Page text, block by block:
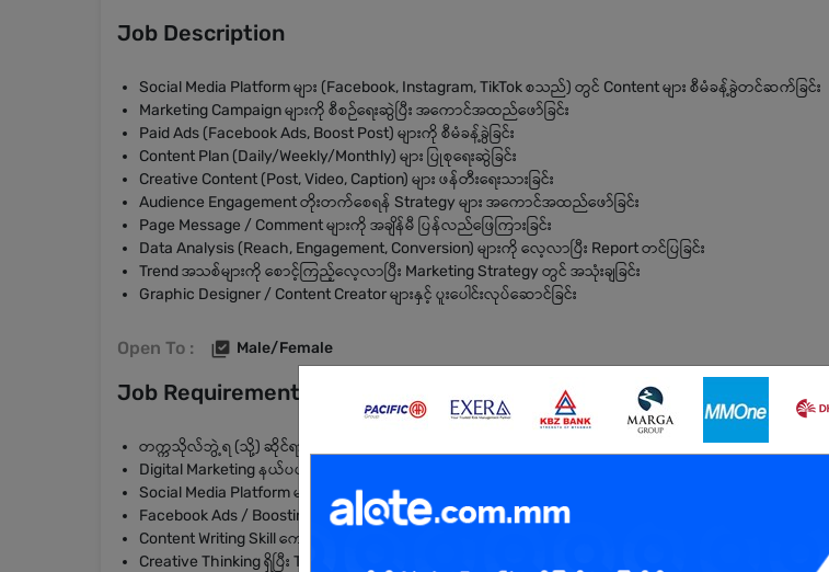
Job Description
Social Media Platform များ (Facebook, Instagram, TikTok စသည်) တွင် Content များ စီမံခန့်ခွဲတင်ဆက်ခြင်း
Marketing Campaign များကို စီစဉ်ရေးဆွဲပြီး အကောင်အထည်ဖော်ခြင်း
Paid Ads (Facebook Ads, Boost Post) များကို စီမံခန့်ခွဲခြင်း
Content Plan (Daily/Weekly/Monthly) များ ပြုစုရေးဆွဲခြင်း
Creative Content (Post, Video, Caption) များ ဖန်တီးရေးသားခြင်း
Audience Engagement တိုးတက်စေရန် Strategy များ အကောင်အထည်ဖော်ခြင်း
Page Message / Comment များကို အချိန်မီ ပြန်လည်ဖြေကြားခြင်း
Data Analysis (Reach, Engagement, Conversion) များကို လေ့လာပြီး Report တင်ပြခြင်း
Trend အသစ်များကို စောင့်ကြည့်လေ့လာပြီး Marketing Strategy တွင် အသုံးချခြင်း
Graphic Designer / Content Creator များနှင့် ပူးပေါင်းလုပ်ဆောင်ခြင်း
Open To : Male/Female
Job Requirements
တက္ကသိုလ်ဘွဲ့ရ (သို့) ဆိုင်ရာ Diploma/Certificate ရှိသူ
Digital Marketing နယ်ပယ်တွင် အနည်းဆုံး (1–2) နှစ် အတွေ့အကြုံရှိသူ (Fresh Graduate လည်း လျှောက်ထားနိုင်)
Social Media Platform များကို ကျွမ်းကျင်စွာ အသုံးပြုနိုင်သူ
Facebook Ads / Boosting အတွေ့အကြုံရှိသူ
Content Writing Skill ကောင်းမွန်သူ (မြန်မာ/အင်္ဂလိပ်)
Creative Thinking ရှိပြီး Trend အသစ်များကို လိုက်နာနိုင်သူ